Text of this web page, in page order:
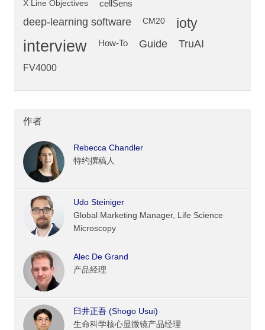
X Line Objectives cellSens
deep-learning software CM20 ioty
interview How-To Guide TruAI
FV4000
作者
Rebecca Chandler
特约撰稿人
Udo Steiniger
Global Marketing Manager, Life Science
Microscopy
Alec De Grand
产品经理
臼井正吾 (Shogo Usui)
生命科学核心显微镜产品经理